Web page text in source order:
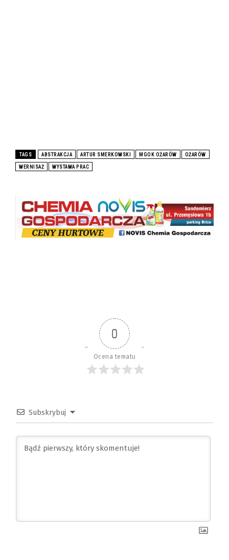
TAGS ABSTRAKCJA ARTUR SMERKOWSKI MGOK OŻARÓW OŻARÓW
WERNISAŻ WYSTAWA PRAC
0
Ocena tematu
Subskrybuj